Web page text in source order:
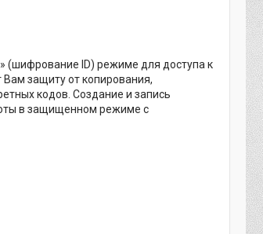
(шифрование ID) режиме для доступа к
защиту от копирования,
кодов. Создание и запись
в защищенном режиме с